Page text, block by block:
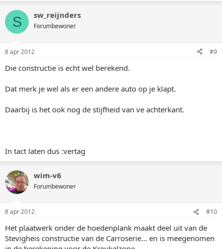
S sw_reijnders
Forumbewoner
8 apr 2012 #9
Die constructie is echt wel berekend.
Dat merk je wel als er een andere auto op je klapt.
Daarbij is het ook nog de stijfheid van ve achterkant.
In tact laten dus :vertag
wim-v6
Forumbewoner
8 apr 2012 #10
Het plaatwerk onder de hoedenplank maakt deel uit van de
Stevigheis constructie van de Carroserie... en is meegenomen